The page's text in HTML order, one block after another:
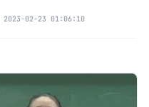
2023-02-23 01:06:10